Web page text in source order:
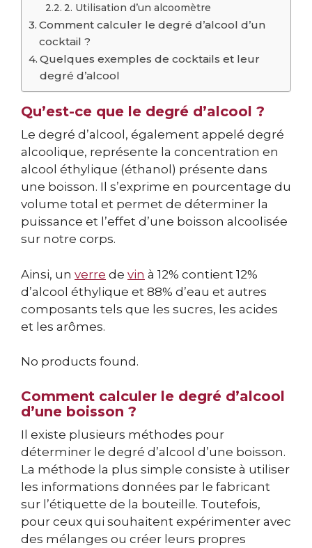
2. Utilisation d’un alcoomètre
Comment calculer le degré d’alcool d’un
cocktail ?
Quelques exemples de cocktails et leur
degré d’alcool
Qu’est-ce que le degré d’alcool ?
Le degré d’alcool, également appelé degré
alcoolique, représente la concentration en
alcool éthylique (éthanol) présente dans
une boisson. Il s’exprime en pourcentage du
volume total et permet de déterminer la
puissance et l’effet d’une boisson alcoolisée
sur notre corps.
Ainsi, un verre de vin à 12% contient 12%
d’alcool éthylique et 88% d’eau et autres
composants tels que les sucres, les acides
et les arômes.
No products found.
Comment calculer le degré d’alcool
d’une boisson ?
Il existe plusieurs méthodes pour
déterminer le degré d’alcool d’une boisson.
La méthode la plus simple consiste à utiliser
les informations données par le fabricant
sur l’étiquette de la bouteille. Toutefois,
pour ceux qui souhaitent expérimenter avec
des mélanges ou créer leurs propres